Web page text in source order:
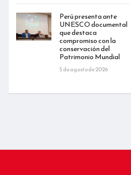
Perú presenta ante
UNESCO documental
que destaca
compromiso con la
conservación del
Patrimonio Mundial
5 de agosto de 2026